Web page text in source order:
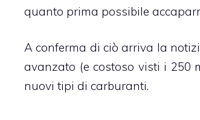
quanto prima possibile
A conferma di ciò arriva la
avanzato (e costoso visti i 250
nuovi tipi di carburanti.